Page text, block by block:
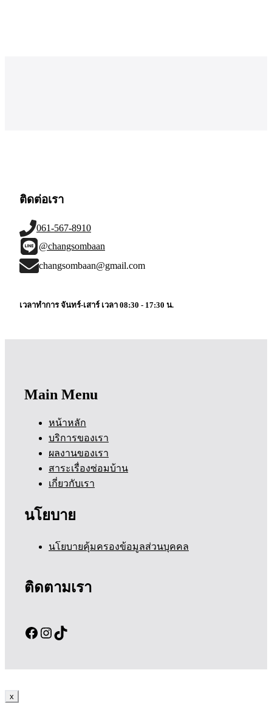
ติดต่อเรา
061-567-8910
@changsombaan
changsombaan@gmail.com
เวลาทำการ จันทร์-เสาร์ เวลา 08:30 - 17:30 น.
Main Menu
หน้าหลัก
บริการของเรา
ผลงานของเรา
สาระเรื่องซ่อมบ้าน
เกี่ยวกับเรา
นโยบาย
นโยบายคุ้มครองข้อมูลส่วนบุคคล
ติดตามเรา
Facebook
Instagram
TikTok
x